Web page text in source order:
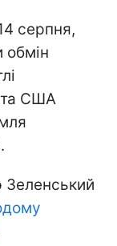
серпня,
обмін
США
Зеленський